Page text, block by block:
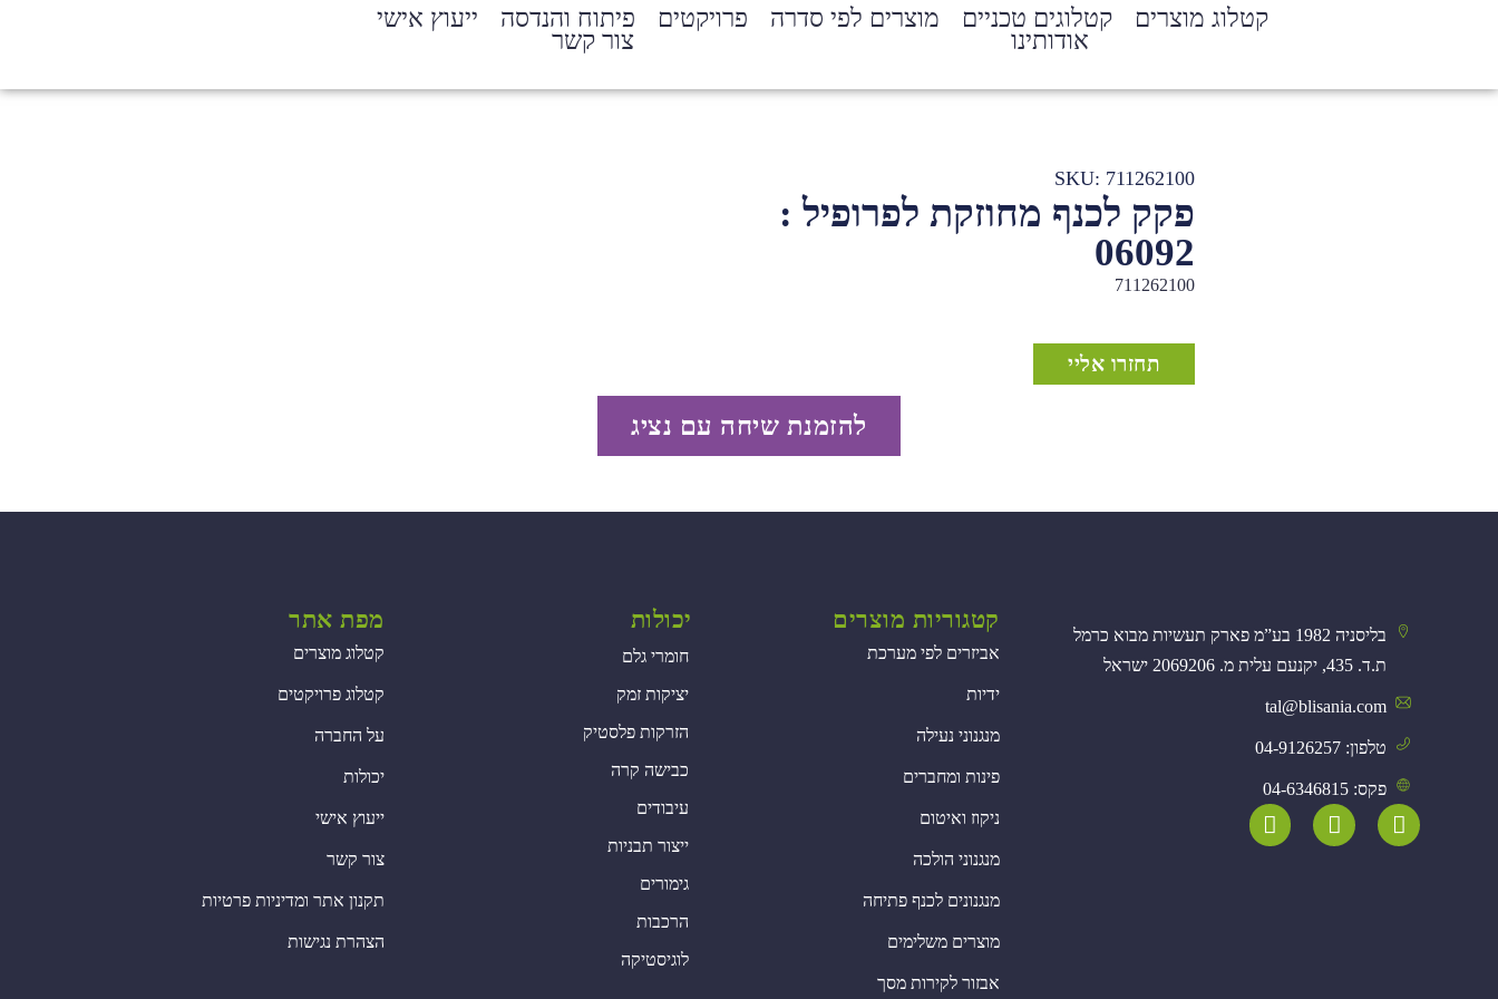
קטלוג מוצרים קטלוגים טכניים מוצרים לפי סדרה פרויקטים פיתוח והנדסה
ייעוץ אישי
אודותינו
צור קשר
SKU: 711262100
פקק לכנף מחוזקת לפרופיל :
06092
711262100
תחזרו אליי
להזמנת שיחה עם נציג
בליסניה 1982 בע”מ פארק תעשיות מבוא כרמל
ת.ד. 435, יקנעם עלית מ. 2069206 ישראל
tal@blisania.com‏
טלפון: 04-9126257
פקס: 04-6346815
קטגוריות מוצרים
אביזרים לפי מערכת
ידיות
מנגנוני נעילה
פינות ומחברים
ניקוז ואיטום
מנגנוני הולכה
מנגנונים לכנף פתיחה
מוצרים משלימים
אבזור לקירות מסך
יכולות
חומרי גלם
יציקות זמק
הזרקות פלסטיק
כבישה קרה
עיבודים
ייצור תבניות
גימורים
הרכבות
לוגיסטיקה
מפת אתר
קטלוג מוצרים
קטלוג פרויקטים
על החברה
יכולות
ייעוץ אישי
צור קשר
תקנון אתר ומדיניות פרטיות
הצהרת נגישות